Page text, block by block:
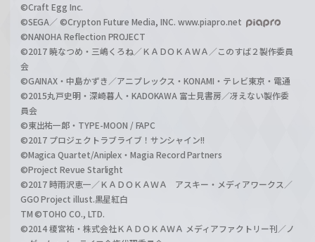
©Craft Egg Inc.
©SEGA／ ©Crypton Future Media, INC. www.piapro.net
©NANOHA Reflection PROJECT
©2017 暁なつめ・三嶋くろね／ＫＡＤＯＫＡＷＡ／このすば２製作委員
会
©GAINAX・中島かずき／アニプレックス・KONAMI・テレビ東京・電通
©2015丸戸史明・深崎暮人・KADOKAWA 富士見書房／冴えない製作委
員会
©東出祐一郎・TYPE-MOON / FAPC
©2017 プロジェクトラブライブ！サンシャイン!!
©Magica Quartet/Aniplex・Magia Record Partners
©Project Revue Starlight
©2017 時雨沢恵一／ＫＡＤＯＫＡＷＡ アスキー・メディアワークス／
GGO Project illust.黒星紅白
TM ©TOHO CO., LTD.
©2014 榎宮祐・株式会社ＫＡＤＯＫＡＷＡ メディアファクトリー刊／ノ